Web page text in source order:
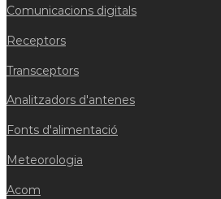
Comunicacions digitals
Receptors
Transceptors
Analitzadors d'antenes
Fonts d'alimentació
Meteorologia
Acom